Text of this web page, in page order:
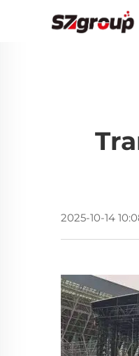
2025-10-14